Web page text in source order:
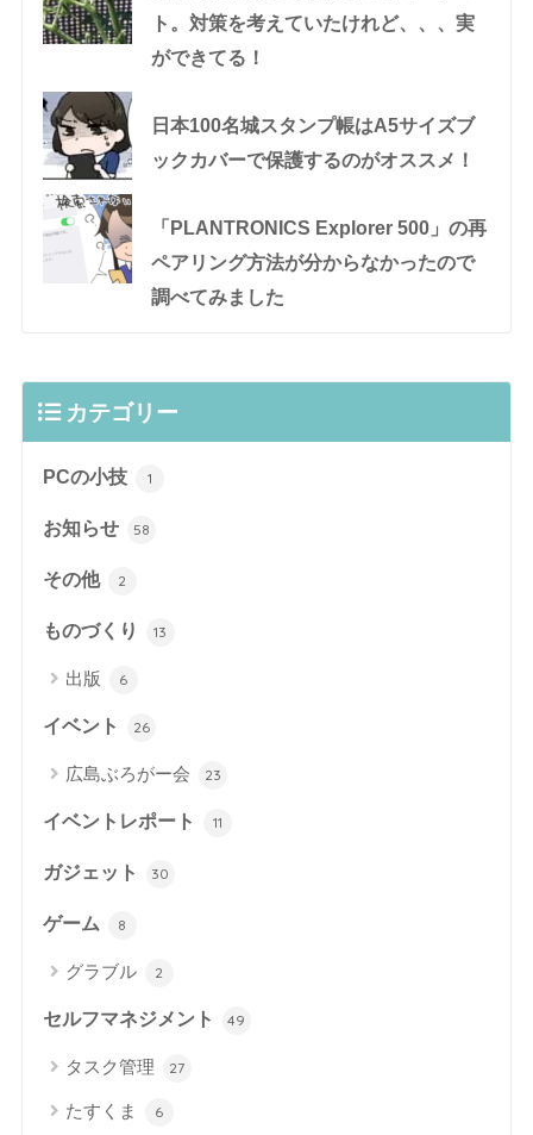
ト。対策を考えていたけれど、、、実
ができてる！
日本100名城スタンプ帳はA5サイズブ
ックカバーで保護するのがオススメ！
「PLANTRONICS Explorer 500」の再
ペアリング方法が分からなかったので
調べてみました
カテゴリー
PCの小技 1
お知らせ 58
その他 2
ものづくり 13
出版 6
イベント 26
広島ぶろがー会 23
イベントレポート 11
ガジェット 30
ゲーム 8
グラブル 2
セルフマネジメント 49
タスク管理 27
たすくま 6